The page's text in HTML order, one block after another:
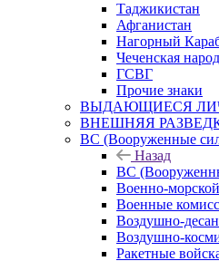
Таджикистан
Афганистан
Нагорный
Чеченская
ГСВГ
Прочие знаки
ВЫДАЮЩИЕСЯ
ВНЕШНЯЯ
ВС (Вооруженные
Назад
ВС
Военно-
Военные
Воздушно-
Воздушно-
Ракетные